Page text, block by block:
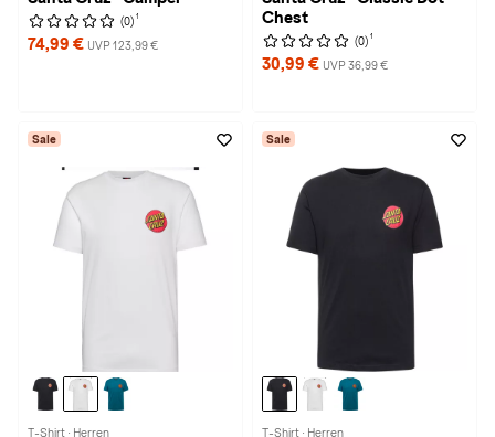
(0) 1
74,99 € UVP 123,99 €
Chest
(0) 1
30,99 € UVP 36,99 €
Sale
T-Shirt · Herren
Sale
T-Shirt · Herren